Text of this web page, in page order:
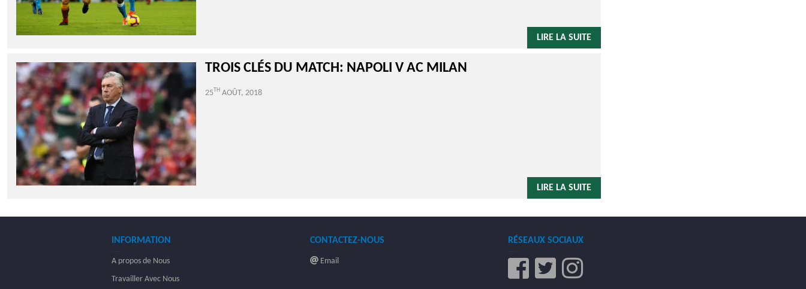
LIRE LA SUITE
TROIS CLÉS DU MATCH: NAPOLI V AC MILAN
25TH AOÛT, 2018
LIRE LA SUITE
INFORMATION
A propos de Nous
Travailler Avec Nous
CONTACTEZ-NOUS
Email
RÉSEAUX SOCIAUX